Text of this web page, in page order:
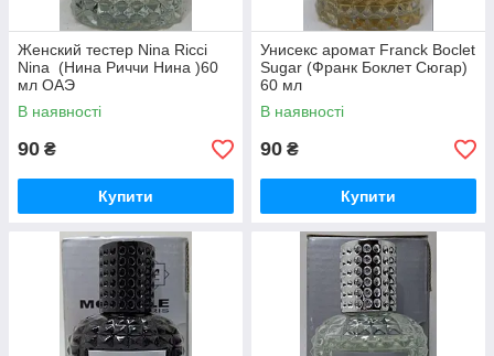
Женский тестер Nina Ricci
Nina (Нина Риччи Нина )60
мл ОАЭ
В наявності
90 ₴
Купити
Унисекс аромат Franck Boclet
Sugar (Франк Боклет Сюгар)
60 мл
В наявності
90 ₴
Купити